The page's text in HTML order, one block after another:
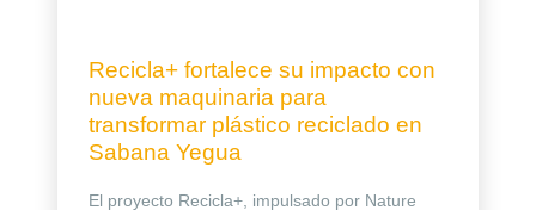
Recicla+ fortalece su impacto con
nueva maquinaria para
transformar plástico reciclado en
Sabana Yegua
El proyecto Recicla+, impulsado por Nature